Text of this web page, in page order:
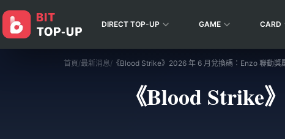
DIRECT TOP-UP GAME CARD
首頁/最新消息/ 《Blood Strike》2026 年 6 月兌換碼：Enzo 聯動獎
《Blood Strike